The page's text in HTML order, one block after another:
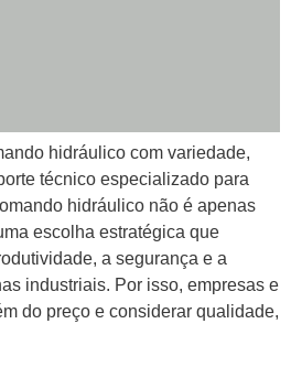
hidráulico com variedade,
técnico especializado para
hidráulico não é apenas
escolha estratégica que
a segurança e a
industriais. Por isso, empresas e
do preço e considerar qualidade,